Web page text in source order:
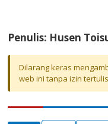
Penulis: Husen
Dilarang keras
web ini tanpa izin